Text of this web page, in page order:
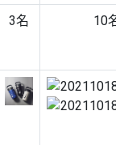
3名 10名